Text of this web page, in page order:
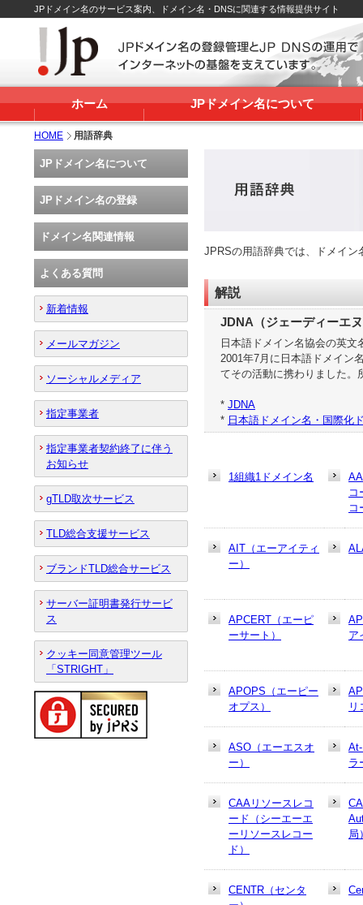
JPドメイン名のサービス案内、ドメイン名・DNSに関連する情報提供サイト
ホーム JPドメイン名について
HOME 用語辞典
JPRSの用語辞典では、ドメイ
解説
JDNA（ジェーディーエ
日本語ドメイン名協会の英
2001年7月に日本語ドメイン
てその活動に携わりました。
* JDNA
* 日本語ドメイン名・国際化
1組織1ドメイン名
コ
コ
AIT（エーアイティ
ー）
APCERT（エーピ
ーサート）
ア
APOPS（エーピー
オプス）
リ
ASO（エーエスオ
ー）
ラ
CAAリソースレコ
ード（シーエーエ
ーリソースレコー
ド）
局
CENTR（センタ
JPドメイン名について
JPドメイン名の登録
ドメイン名関連情報
よくある質問
新着情報
メールマガジン
ソーシャルメディア
指定事業者
指定事業者契約終了に伴う
お知らせ
gTLD取次サービス
TLD総合支援サービス
ブランドTLD総合サービス
サーバー証明書発行サービ
ス
クッキー同意管理ツール
「STRIGHT」